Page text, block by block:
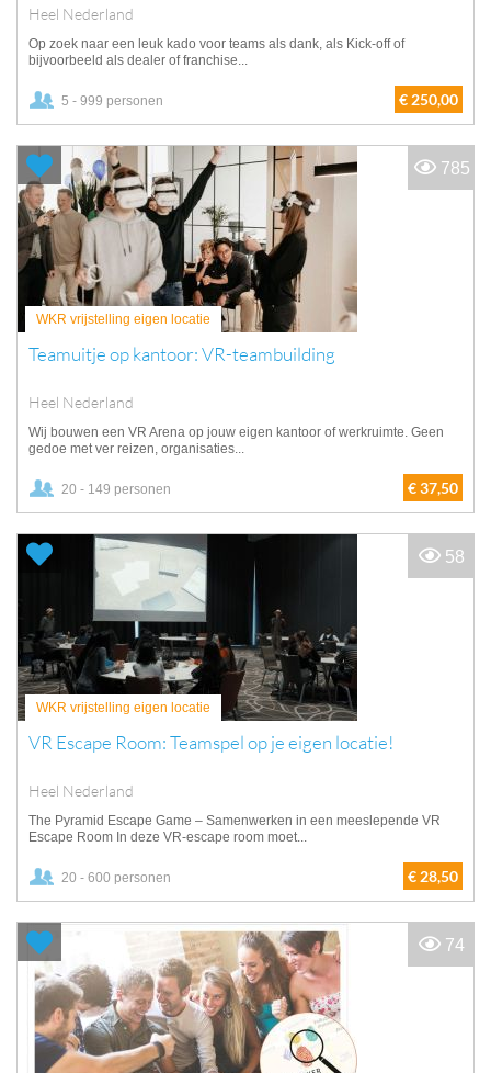
Heel Nederland
Op zoek naar een leuk kado voor teams als dank, als Kick-off of
bijvoorbeeld als dealer of franchise...
5 - 999 personen € 250,00
WKR vrijstelling eigen locatie
Teamuitje op kantoor: VR-teambuilding
Heel Nederland
Wij bouwen een VR Arena op jouw eigen kantoor of werkruimte. Geen
gedoe met ver reizen, organisaties...
20 - 149 personen € 37,50
785
WKR vrijstelling eigen locatie
VR Escape Room: Teamspel op je eigen locatie!
Heel Nederland
The Pyramid Escape Game – Samenwerken in een meeslepende VR
Escape Room In deze VR-escape room moet...
20 - 600 personen € 28,50
58
74